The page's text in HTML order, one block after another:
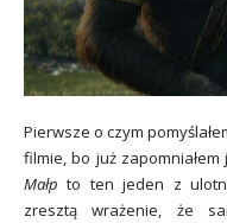
Pierwsze o czym
filmie, bo już zapomniałem
Małp to ten jeden z
zresztą wrażenie, że